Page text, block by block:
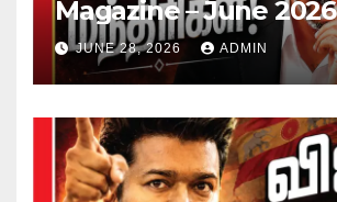
Magazine – June 2026
JUNE 28, 2026 ADMIN